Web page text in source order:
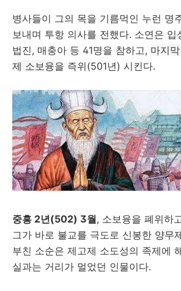
병사들이 그의 목을 기름먹인 누런 명
보내며 투항 의사를 전했다. 소연은 입
법진, 매충아 등 41명을 참하고, 마지
제 소보융을 즉위(501년) 시킨다.
중흥 2년(502) 3월, 소보융을 폐위하
그가 바로 불교를 극도로 신봉한 양무
부친 소순은 제고제 소도성의 족제에
실과는 거리가 멀었던 인물이다.